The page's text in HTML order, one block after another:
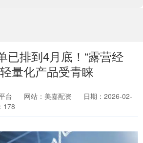
已排到4月底！“露营经
量化产品受青睐
台 网站：美嘉配资
日期：2026-02-
178